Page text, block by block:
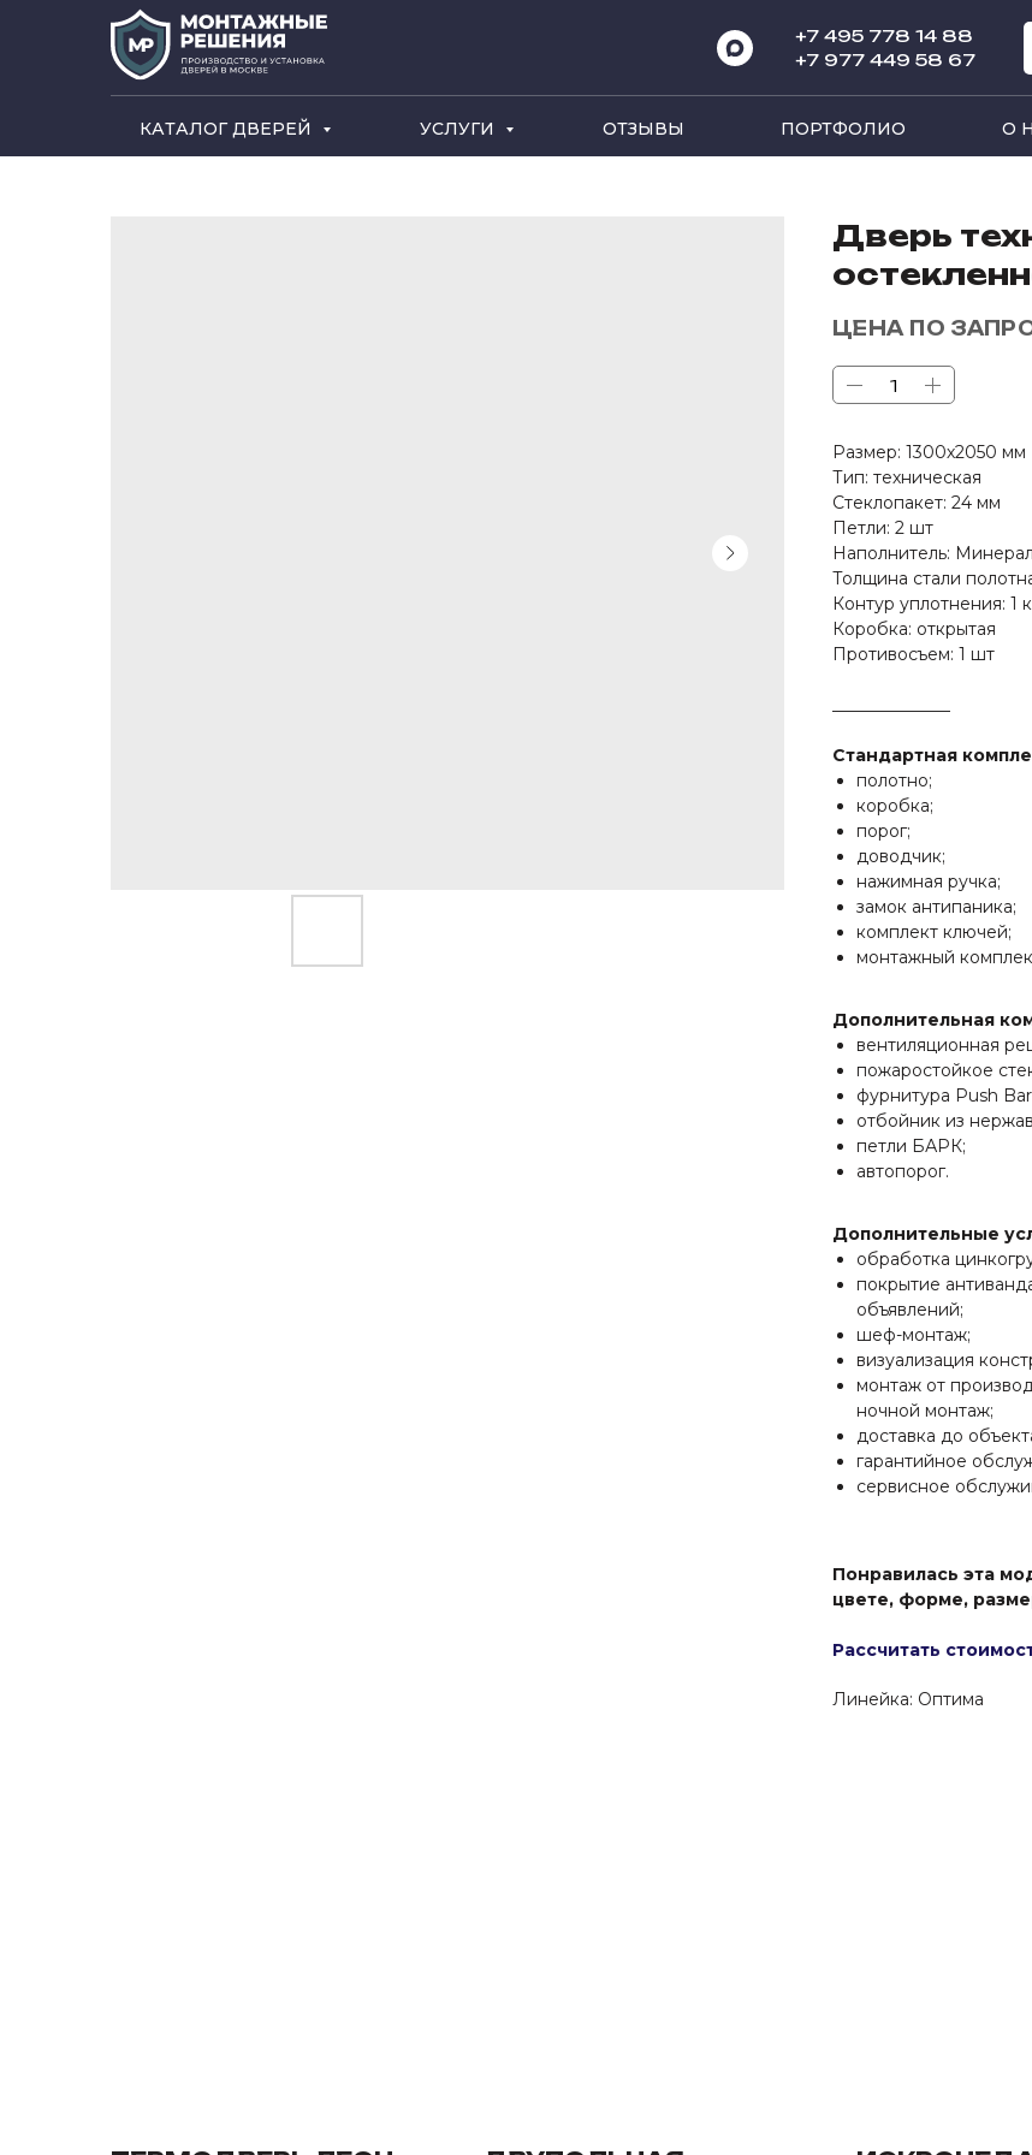
+7 495 778 14 88
+7 977 449 58 67
КАТАЛОГ ДВЕРЕЙ УСЛУГИ ОТЗЫВЫ ПОРТФОЛИО О
Дверь
ЦЕНА ПО
Размер: 1300х2050 мм
Тип: техническая
Стеклопакет: 24 мм
Петли: 2 шт
Наполнитель:
Толщина стали
Контур уплотнения: 1
Коробка: открытая
Противосъем: 1 шт
Стандартная
полотно;
коробка;
порог;
доводчик;
нажимная ручка;
замок антипаника;
комплект ключей;
монтажный
Дополнительная
вентиляционная
пожаростойкое
фурнитура Push
отбойник из
петли БАРК;
автопорог.
Дополнительные
обработка
покрытие
объявлений;
шеф-монтаж;
визуализация
монтаж от
ночной монтаж;
доставка до
гарантийное
сервисное
Понравилась эта
цвете, форме,
Рассчитать
Линейка: Оптима